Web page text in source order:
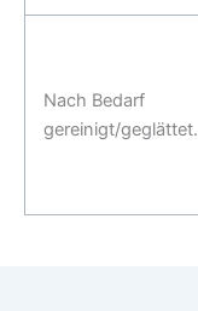
Nach Bedarf
gereinigt/geglättet.